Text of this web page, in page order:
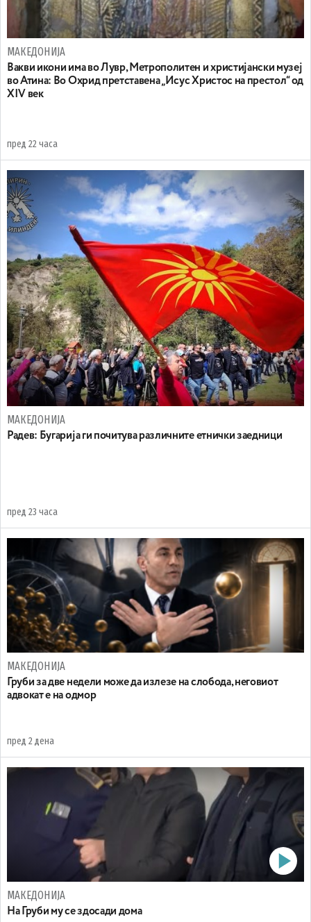
МАКЕДОНИЈА
Вакви икони има во Лувр, Метрополитен и христијански музеј
во Атина: Во Охрид претставена „Исус Христос на престол“ од
XIV век
пред 22 часа
МАКЕДОНИЈА
Радев: Бугарија ги почитува различните етнички заедници
пред 23 часа
МАКЕДОНИЈА
Груби за две недели може да излезе на слобода, неговиот
адвокат е на одмор
пред 2 дена
МАКЕДОНИЈА
На Груби му се здосади дома